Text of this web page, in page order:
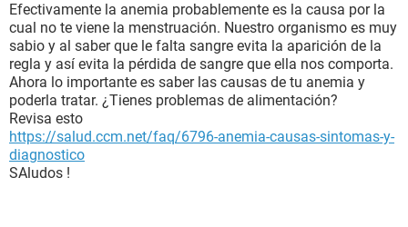
Efectivamente la anemia probablemente es la causa por la
cual no te viene la menstruación. Nuestro organismo es muy
sabio y al saber que le falta sangre evita la aparición de la
regla y así evita la pérdida de sangre que ella nos comporta.
Ahora lo importante es saber las causas de tu anemia y
poderla tratar. ¿Tienes problemas de alimentación?
Revisa esto
https://salud.ccm.net/faq/6796-anemia-causas-sintomas-y-
diagnostico
SAludos !